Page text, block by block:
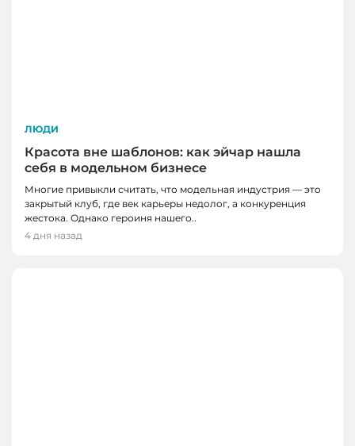
ЛЮДИ
Красота вне шаблонов: как эйчар нашла
себя в модельном бизнесе
Многие привыкли считать, что модельная индустрия — это
закрытый клуб, где век карьеры недолог, а конкуренция
жестока. Однако героиня нашего..
4 дня назад